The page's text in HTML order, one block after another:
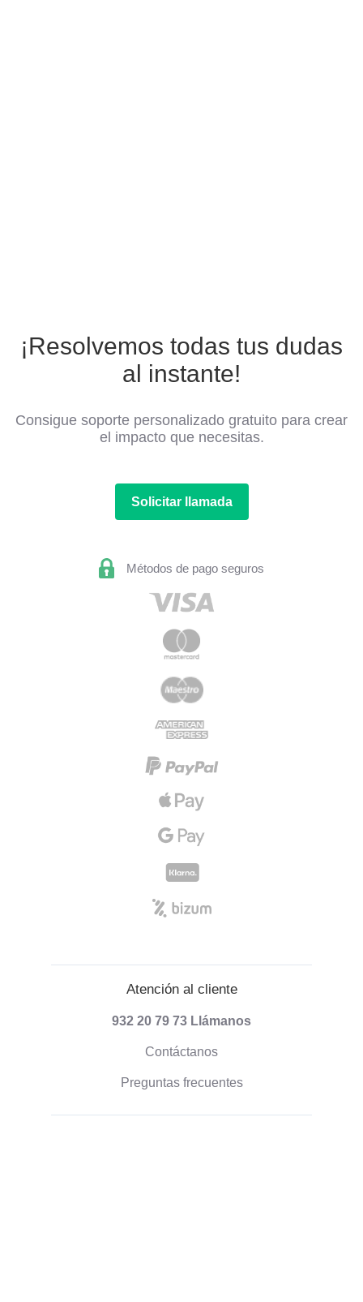
¡Resolvemos todas tus dudas
al instante!
Consigue soporte personalizado gratuito para crear
el impacto que necesitas.
Solicitar llamada
Métodos de pago seguros
Atención al cliente
932 20 79 73 Llámanos
Contáctanos
Preguntas frecuentes